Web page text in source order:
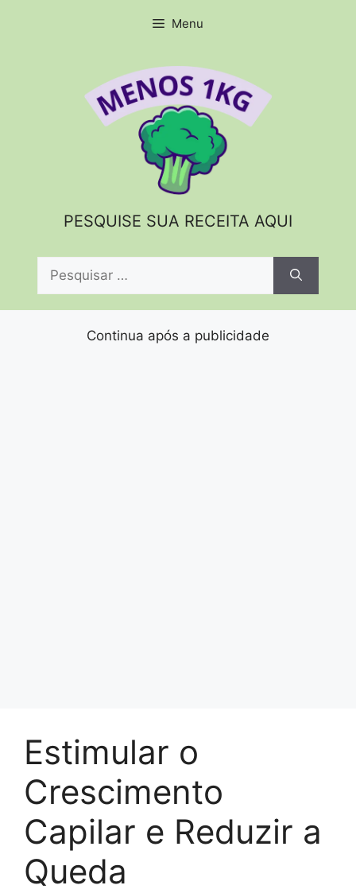
Menu
PESQUISE SUA RECEITA AQUI
Pesquisar
Continua após a publicidade
Estimular o
Crescimento
Capilar e Reduzir a
Queda